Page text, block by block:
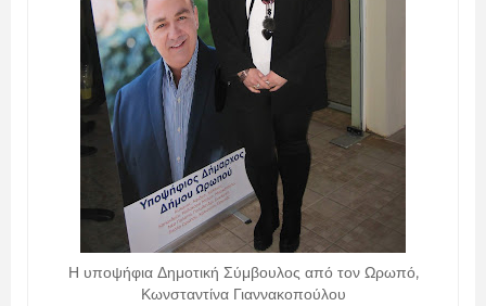
Η υποψήφια Δημοτική Σύμβουλος από τον Ωρωπό,
Κωνσταντίνα Γιαννακοπούλου